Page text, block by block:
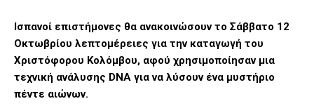
Ισπανοί επιστήμονες θα ανακοινώσουν το Σάββατο 12
Οκτωβρίου λεπτομέρειες για την καταγωγή του
Χριστόφορου Κολόμβου, αφού χρησιμοποίησαν μια
τεχνική ανάλυσης DNA για να λύσουν ένα μυστήριο
πέντε αιώνων.